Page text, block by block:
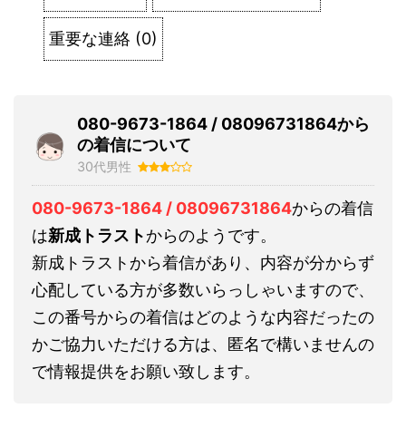
重要な連絡 (0)
080-9673-1864 / 08096731864から
の着信について
30代男性
080-9673-1864 / 08096731864からの着信
は新成トラストからのようです。
新成トラストから着信があり、内容が分からず
心配している方が多数いらっしゃいますので、
この番号からの着信はどのような内容だったの
かご協力いただける方は、匿名で構いませんの
で情報提供をお願い致します。